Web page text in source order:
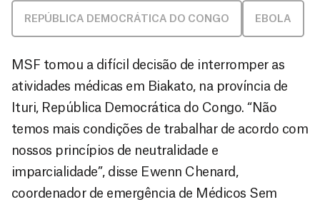
REPÚBLICA DEMOCRÁTICA DO CONGO EBOLA
MSF tomou a difícil decisão de interromper as
atividades médicas em Biakato, na província de
Ituri, República Democrática do Congo. “Não
temos mais condições de trabalhar de acordo com
nossos princípios de neutralidade e
imparcialidade”, disse Ewenn Chenard,
coordenador de emergência de Médicos Sem